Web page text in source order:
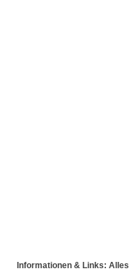
Informationen & Links: Alles